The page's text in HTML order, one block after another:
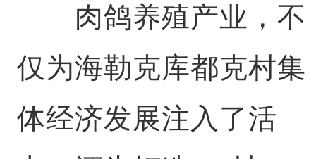
肉鸽养殖产业，不
仅为海勒克库都克村集
体经济发展注入了活